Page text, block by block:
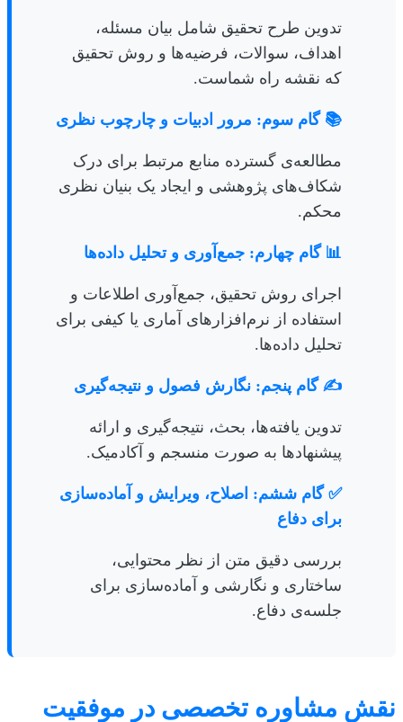
تدوین طرح تحقیق شامل بیان مسئله،
اهداف، سوالات، فرضیه‌ها و روش تحقیق
که نقشه راه شماست.
📚 گام سوم: مرور ادبیات و چارچوب نظری
مطالعه‌ی گسترده منابع مرتبط برای درک
شکاف‌های پژوهشی و ایجاد یک بنیان نظری
محکم.
📊 گام چهارم: جمع‌آوری و تحلیل داده‌ها
اجرای روش تحقیق، جمع‌آوری اطلاعات و
استفاده از نرم‌افزارهای آماری یا کیفی برای
تحلیل داده‌ها.
✍️ گام پنجم: نگارش فصول و نتیجه‌گیری
تدوین یافته‌ها، بحث، نتیجه‌گیری و ارائه
پیشنهادها به صورت منسجم و آکادمیک.
✅ گام ششم: اصلاح، ویرایش و آماده‌سازی
برای دفاع
بررسی دقیق متن از نظر محتوایی،
ساختاری و نگارشی و آماده‌سازی برای
جلسه‌ی دفاع.
نقش مشاوره تخصصی در موفقیت